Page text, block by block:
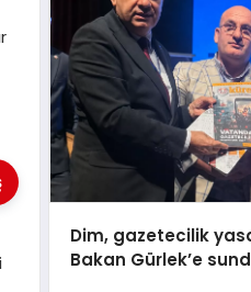
Dim, gazetecilik
Bakan Gürlek’e